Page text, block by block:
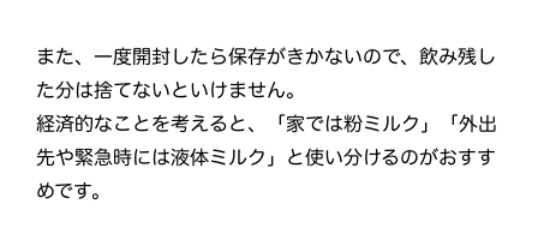
また、一度開封したら保存がきかないので、飲み残し
た分は捨てないといけません。
経済的なことを考えると、「家では粉ミルク」「外出
先や緊急時には液体ミルク」と使い分けるのがおすす
めです。